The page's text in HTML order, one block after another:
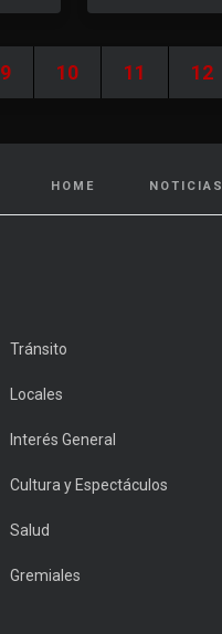
9 10 11 12
HOME NOTICIAS
Tránsito
Locales
Interés General
Cultura y Espectáculos
Salud
Gremiales